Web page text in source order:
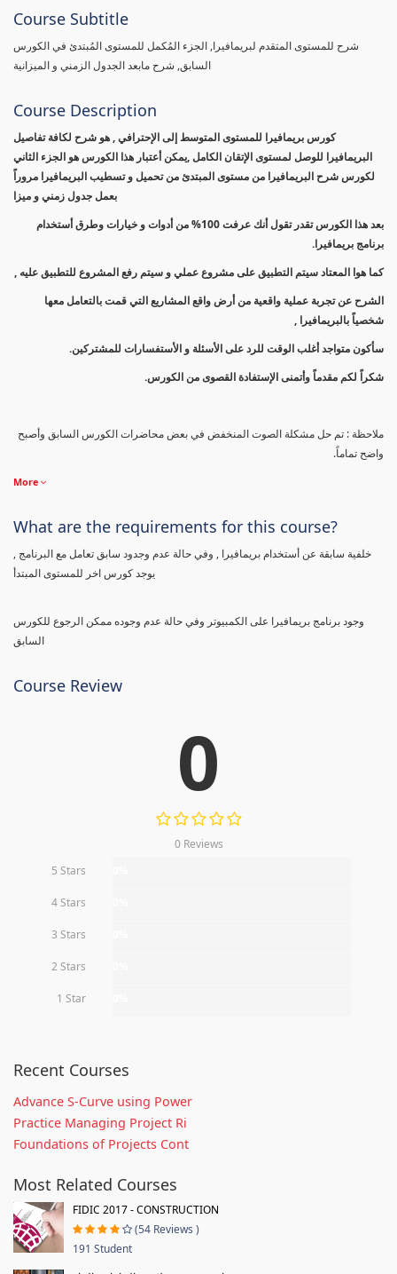
Course Subtitle
شرح للمستوى المتقدم لبريمافيرا, الجزء المُكمل للمستوى المُبتدئ في الكورس
السابق, شرح مابعد الجدول الزمني و الميزانية
Course Description
كورس بريمافيرا للمستوى المتوسط إلى الإحترافي , هو شرح لكافة تفاصيل
البريمافيرا للوصل لمستوى الإتقان الكامل ,يمكن أعتبار هذا الكورس هو الجزء الثاني
لكورس شرح البريمافيرا من مستوى المبتدئ من تحميل و تسطيب البريمافيرا مروراً
بعمل جدول زمني و ميزا
بعد هذا الكورس تقدر تقول أنك عرفت 100% من أدوات و خيارات وطرق أستخدام
برنامج بريمافيرا.
كما هوا المعتاد سيتم التطبيق على مشروع عملي و سيتم رفع المشروع للتطبيق عليه ,
الشرح عن تجربة عملية واقعية من أرض واقع المشاريع التي قمت بالتعامل معها
شخصياً بالبريمافيرا ,
سأكون متواجد أغلب الوقت للرد على الأسئلة و الأستفسارات للمشتركين.
شكراً لكم مقدماً وأتمنى الإستفادة القصوى من الكورس.
ملاحظة : تم حل مشكلة الصوت المنخفض في بعض محاضرات الكورس السابق وأصبح
واضح تماماً.
More
What are the requirements for this course?
خلفية سابقة عن أستخدام بريمافيرا , وفي حالة عدم وجدود سابق تعامل مع البرنامج ,
يوجد كورس اخر للمستوى المبتدأ
وجود برنامج بريمافيرا على الكمبيوتر وفي حالة عدم وجوده ممكن الرجوع للكورس
السابق
Course Review
0
0 Reviews
5 Stars
4 Stars
3 Stars
2 Stars
1 Star
Recent Courses
Advance S-Curve using Power
Practice Managing Project Ri
Foundations of Projects Cont
Most Related Courses
FIDIC 2017 - CONSTRUCTION
(54 Reviews )
191 Student